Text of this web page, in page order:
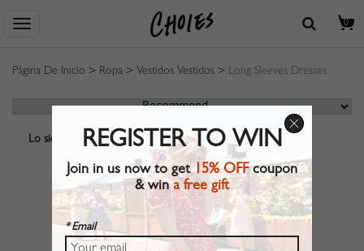
0
Página De Inicio > Ropa > Vestidos Vestidos > Long Sleeves Dresses
Lo siento, no se encuentra ningún resultado.
REGISTER TO WIN
Join in us now to get15% OFFcoupon
& wina free gift
* Email